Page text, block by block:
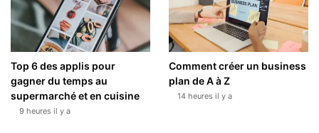
Top 6 des applis pour
gagner du temps au
supermarché et en cuisine
9 heures il y a
Comment créer un business
plan de A à Z
14 heures il y a